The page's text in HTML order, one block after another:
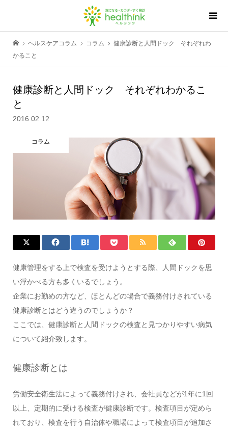
ヘルスケアコラム コラム
健康診断と人間ドック それぞれわ
かること
健康診断と人間ドック それぞれわかるこ
と
2016.02.12
コラム
健康管理をする上で検査を受けようとする際、人間ドックを思
い浮かべる方も多くいるでしょう。
企業にお勤めの方など、ほとんどの場合で義務付けされている
健康診断とはどう違うのでしょうか？
ここでは、健康診断と人間ドックの検査と見つかりやすい病気
について紹介致します。
健康診断とは
労働安全衛生法によって義務付けされ、会社員などが1年に1回
以上、定期的に受ける検査が健康診断です。検査項目が定めら
れており、検査を行う自治体や職場によって検査項目が追加さ